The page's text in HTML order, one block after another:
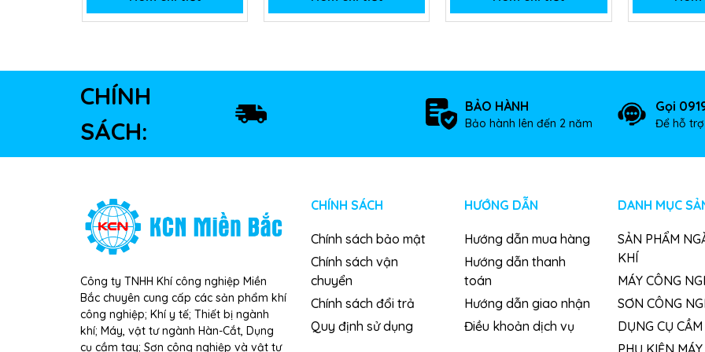
CHÍNH
SÁCH:
BẢO HÀNH
Bảo hành lên đến 2 năm
Gọi
Để hỗ
Công ty TNHH Khí công nghiệp Miền
Bắc chuyên cung cấp các sản phẩm khí
công nghiệp; Khí y tế; Thiết bị ngành
khí; Máy, vật tư ngành Hàn-Cắt, Dụng
cụ cầm tay; Sơn công nghiệp và vật tư
CHÍNH SÁCH
Chính sách bảo mật
Chính sách vận
chuyển
Chính sách đổi trả
Quy định sử dụng
HƯỚNG DẪN
Hướng dẫn mua hàng
Hướng dẫn thanh
toán
Hướng dẫn giao nhận
Điều khoản dịch vụ
DANH MỤC
SẢN PHẨM
KHÍ
MÁY CÔNG
SƠN CÔNG
DỤNG CỤ CẦM